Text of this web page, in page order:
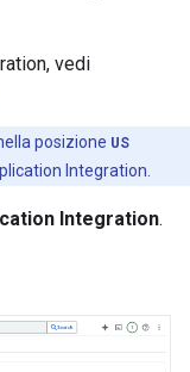
vedi
posizione US
Integration.
Integration.